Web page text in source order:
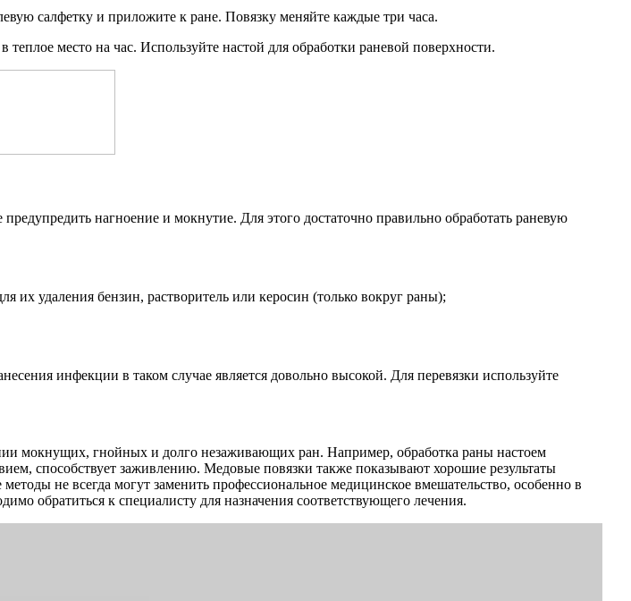
салфетку и приложите к ране. Повязку меняйте каждые три часа.
место на час. Используйте настой для обработки раневой поверхности.
нагноение и мокнутие. Для этого достаточно правильно обработать раневую
их удаления бензин, растворитель или керосин (только вокруг раны);
инфекции в таком случае является довольно высокой. Для перевязки используйте
мокнущих, гнойных и долго незаживающих ран. Например, обработка раны настоем
способствует заживлению. Медовые повязки также показывают хорошие результаты
не всегда могут заменить профессиональное медицинское вмешательство, особенно в
обратиться к специалисту для назначения соответствующего лечения.